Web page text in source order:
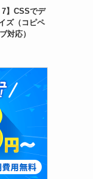
】CSSでデ
ズ（コピペ
対応）